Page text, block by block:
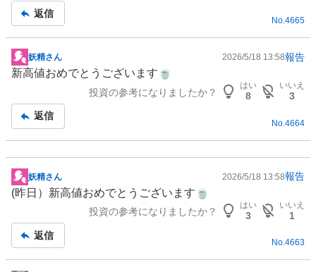
事
返信
No.4665
掲
示
事
妖精さん 2026/5/18 13:58報告
新高値おめでとうございます🍵
投資の参考になりましたか？
はい
8
いいえ
3
返信
No. 4664
掲
示
事
妖精さん 2026/5/18 13:58報告
(昨日）新高値おめでとうございます🍵
投資の参考になりましたか？
はい
3
いいえ
1
返信
No.4663